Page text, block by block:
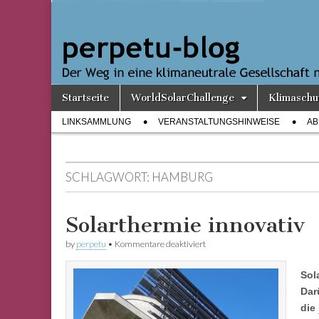
perpetu-
blog
klimaneutrale
Gesellschaft
nimmt
Gestalt an
Main
menu
Skip
content
Startseite WorldSolarChallenge
Sub
menu
LINKSAMMLUNG VERANSTALTUNGSHINWEISE
SCHLAGWORT: HAMBURG
Solarthermie innovativ
by perpetu • Kommentare deaktiviertfür
die